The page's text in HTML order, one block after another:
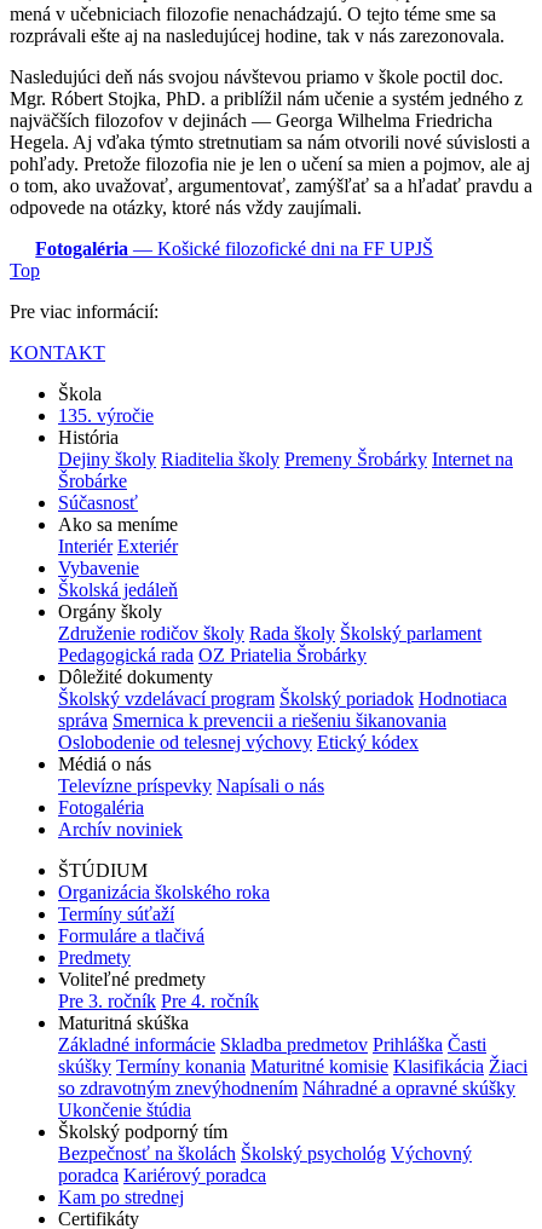
mená v učebniciach filozofie nenachádzajú. O tejto téme sme sa
rozprávali ešte aj na nasledujúcej hodine, tak v nás zarezonovala.
Nasledujúci deň nás svojou návštevou priamo v škole poctil doc.
Mgr. Róbert Stojka, PhD. a priblížil nám učenie a systém jedného z
najväčších filozofov v dejinách — Georga Wilhelma Friedricha
Hegela. Aj vďaka týmto stretnutiam sa nám otvorili nové súvislosti a
pohľady. Pretože filozofia nie je len o učení sa mien a pojmov, ale aj
o tom, ako uvažovať, argumentovať, zamýšľať sa a hľadať pravdu a
odpovede na otázky, ktoré nás vždy zaujímali.
Fotogaléria — Košické filozofické dni na FF UPJŠ
Top
Pre viac informácií:
KONTAKT
Škola
135. výročie
História
Dejiny školy Riaditelia školy Premeny Šrobárky Internet na
Šrobárke
Súčasnosť
Ako sa meníme
Interiér Exteriér
Vybavenie
Školská jedáleň
Orgány školy
Združenie rodičov školy Rada školy Školský parlament
Pedagogická rada OZ Priatelia Šrobárky
Dôležité dokumenty
Školský vzdelávací program Školský poriadok Hodnotiaca
správa Smernica k prevencii a riešeniu šikanovania
Oslobodenie od telesnej výchovy Etický kódex
Médiá o nás
Televízne príspevky Napísali o nás
Fotogaléria
Archív noviniek
ŠTÚDIUM
Organizácia školského roka
Termíny súťaží
Formuláre a tlačivá
Predmety
Voliteľné predmety
Pre 3. ročník Pre 4. ročník
Maturitná skúška
Základné informácie Skladba predmetov Prihláška Časti
skúšky Termíny konania Maturitné komisie Klasifikácia Žiaci
so zdravotným znevýhodnením Náhradné a opravné skúšky
Ukončenie štúdia
Školský podporný tím
Bezpečnosť na školách Školský psychológ Výchovný
poradca Kariérový poradca
Kam po strednej
Certifikáty